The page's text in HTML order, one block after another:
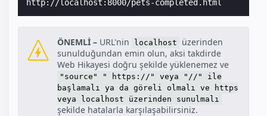
ÖNEMLİ – URL'nin localhost
üzerinden
sunulduğundan emin olun, aksi takdirde
Web Hikayesi doğru şekilde yüklenemez ve
"source" " https://" veya "//" ile
başlamalı ya da göreli olmalı ve https
veya localhost üzerinden sunulmalı
şekilde hatalarla karşılaşabilirsiniz.